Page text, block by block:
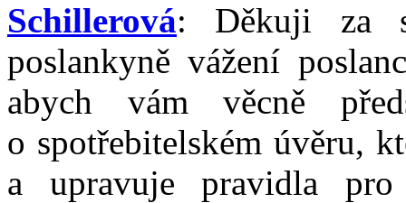
Schillerová: Děkuji za
poslankyně vážení
abych vám věcně
o spotřebitelském úvěru,
a upravuje pravidla pro